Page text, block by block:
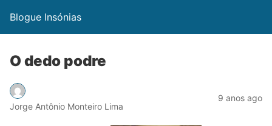
Blogue Insónias
O dedo podre
Jorge Antônio Monteiro Lima
9 anos ago